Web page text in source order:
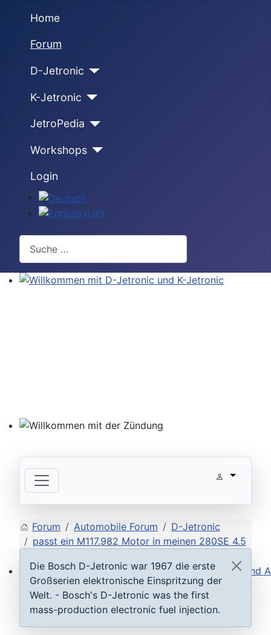
Home
Forum
D-Jetronic
K-Jetronic
JetroPedia
Workshops
Login
Sprache auswählen
Steuergeräte D-Jetronic & KE-Jetronic: Prüfen und
Forum Automobile Forum
D-Jetronic
passt ein M117.982 Motor in meinen 280SE 4.5
Die Bosch D-Jetronic war 1967 die erste
Großserien elektronische Einspritzung der
Welt. - Bosch's D-Jetronic was the first
mass-production electronic fuel injection.